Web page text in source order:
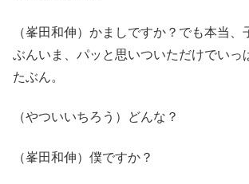
（峯田和伸）かましですか？でも本当、
ぶんいま、パッと思いついただけでいっ
たぶん。
（やついいちろう）どんな？
（峯田和伸）僕ですか？